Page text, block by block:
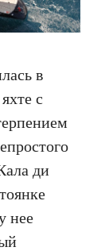
в
с
ди
нее